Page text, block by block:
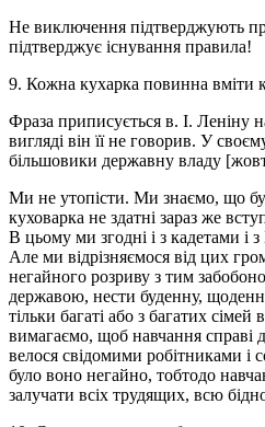
Не виключення підтверджують
підтверджує існування правила!
9. Кожна кухарка повинна вміти
Фраза приписується в. І. Леніну
вигляді він її не говорив. У
більшовики державну владу
Ми не утопісти. Ми знаємо, що
куховарка не здатні зараз же
В цьому ми згодні і з кадетами і
Але ми відрізняємося від цих
негайного розриву з тим
державою, нести буденну,
тільки багаті або з багатих
вимагаємо, щоб навчання справі
велося свідомими робітниками і
було воно негайно, тобтодо
залучати всіх трудящих, всю